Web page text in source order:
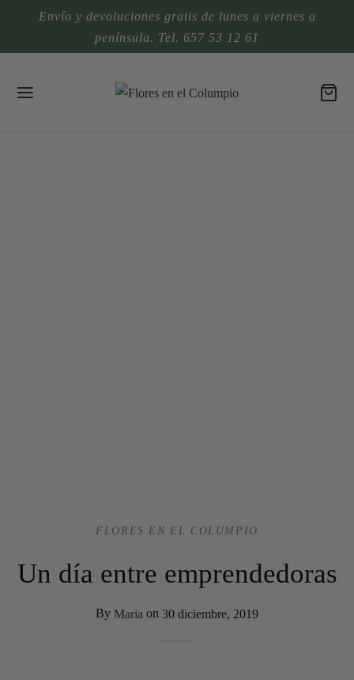
Envío y devoluciones gratis de lunes a viernes a
península. Tel. 657 53 12 61
FLORES EN EL COLUMPIO
Un día entre emprendedoras
By Maria on 30 diciembre, 2019